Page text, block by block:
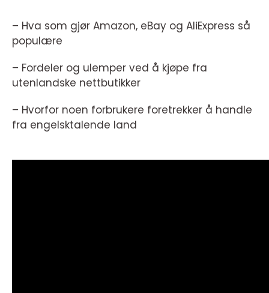
– Hva som gjør Amazon, eBay og AliExpress så
populære
– Fordeler og ulemper ved å kjøpe fra
utenlandske nettbutikker
– Hvorfor noen forbrukere foretrekker å handle
fra engelsktalende land